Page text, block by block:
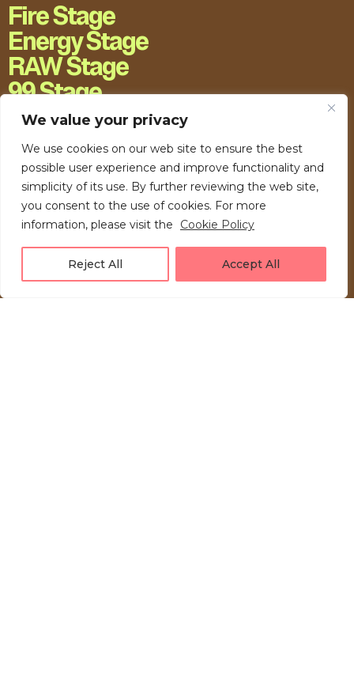
We value your privacy
We use cookies on our web site to ensure the best
possible user experience and improve functionality and
simplicity of its use. By further reviewing the web site,
you consent to the use of cookies. For more
information, please visit the
Cookie Policy
Reject All Accept All
Fire Stage
Energy Stage
RAW Stage
99 Stage
H20 Stage